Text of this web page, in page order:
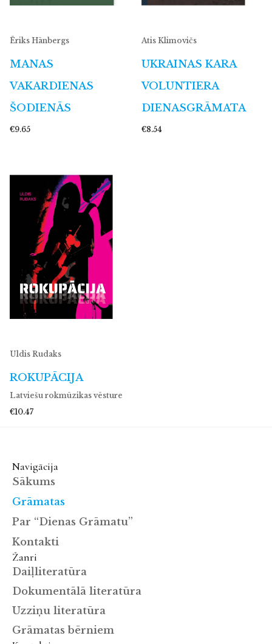
Ēriks Hānbergs
MANAS
VAKARDIENAS
ŠODIENĀS
€9.65
Atis Klimovičs
UKRAINAS KARA
VOLUNTIERA
DIENASGRĀMATA
€8.54
Uldis Rudaks
ROKUPĀCIJA
Latviešu rokmūzikas vēsture
€10.47
Navigācija
Sākums
Grāmatas
Par “Dienas Grāmatu”
Kontakti
Žanri
Daiļliteratūra
Dokumentālā literatūra
Uzziņu literatūra
Grāmatas bērniem